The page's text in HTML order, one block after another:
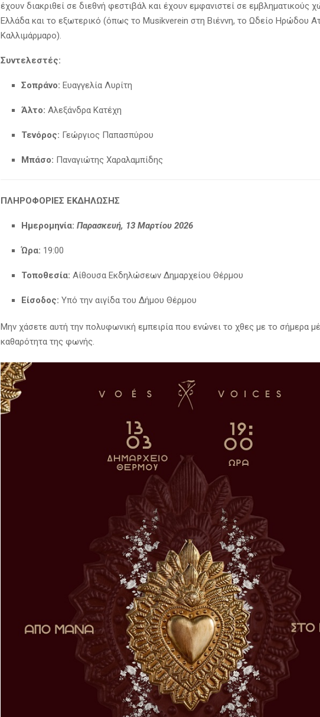
έχουν διακριθεί σε διεθνή φεστιβάλ και έχουν εμφανιστεί σε εμβληματικούς
Ελλάδα και το εξωτερικό (όπως το Musikverein στη Βιέννη, το Ωδείο Ηρώδου
Καλλιμάρμαρο).
Συντελεστές:
Σοπράνο: Ευαγγελία Λυρίτη
Άλτο: Αλεξάνδρα Κατέχη
Τενόρος: Γεώργιος Παπασπύρου
Μπάσο: Παναγιώτης Χαραλαμπίδης
ΠΛΗΡΟΦΟΡΙΕΣ ΕΚΔΗΛΩΣΗΣ
Ημερομηνία: Παρασκευή, 13 Μαρτίου 2026
Ώρα: 19:00
Τοποθεσία: Αίθουσα Εκδηλώσεων Δημαρχείου Θέρμου
Είσοδος: Υπό την αιγίδα του Δήμου Θέρμου
Μην χάσετε αυτή την πολυφωνική εμπειρία που ενώνει το χθες με το σήμερα
καθαρότητα της φωνής.